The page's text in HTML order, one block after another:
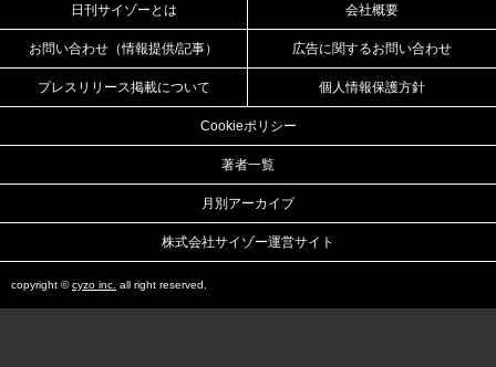
日刊サイゾーとは 会社概要
お問い合わせ（情報提供/記事） 広告に関するお問い合わせ
プレスリリース掲載について 個人情報保護方針
Cookieポリシー
著者一覧
月別アーカイブ
株式会社サイゾー運営サイト
copyright ©cyzo inc. all right reserved.